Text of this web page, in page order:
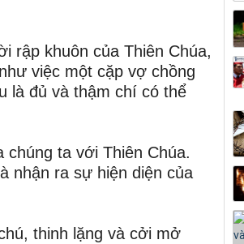
rập khuôn của Thiên Chúa,
việc một cặp vợ chồng
là đủ và thậm chí có thể
ta với Thiên Chúa.
nhận ra sự hiện diện của
thinh lặng và cởi mở